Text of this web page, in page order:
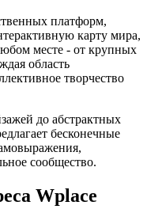
платформ,
карту мира,
месте - от крупных
область
творчество
до абстрактных
бесконечные
сообщество.
Wplace